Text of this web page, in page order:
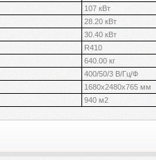
107 кВт
28.20 кВт
30.40 кВт
R410
640.00 кг
400/50/3 В/Гц/Ф
1680х2480х765 мм
940 м2